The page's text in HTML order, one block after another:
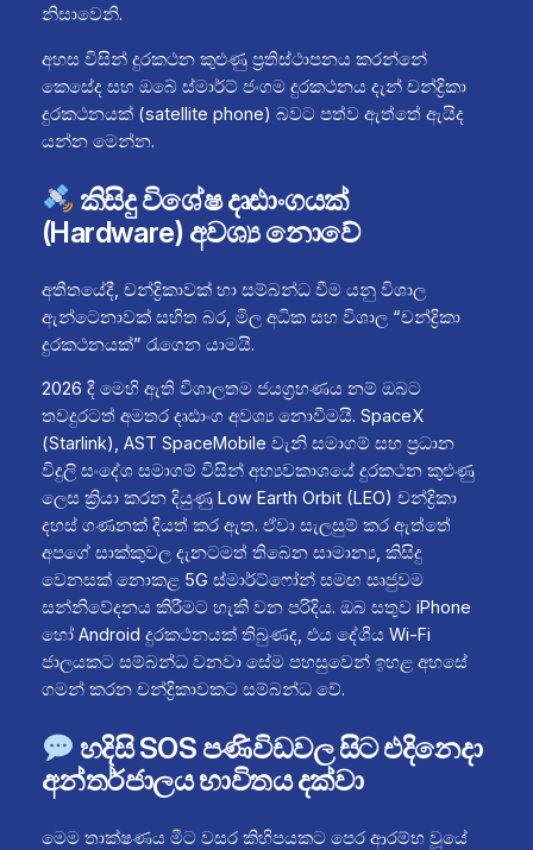
නිසාවෙනි.
අහස විසින් දුරකථන කුළුණු ප්‍රතිස්ථාපනය කරන්නේ
කෙසේද සහ ඔබේ ස්මාර්ට් ජංගම දුරකථනය දැන් චන්ද්‍රිකා
දුරකථනයක් (satellite phone) බවට පත්ව ඇත්තේ ඇයිද
යන්න මෙන්න.
කිසිදු විශේෂ දෘඪාංගයක්
(Hardware) අවශ්‍ය නොවේ
අතීතයේදී, චන්ද්‍රිකාවක් හා සම්බන්ධ වීම යනු විශාල
ඇන්ටෙනාවක් සහිත බර, මිල අධික සහ විශාල “චන්ද්‍රිකා
දුරකථනයක්” රැගෙන යාමයි.
2026 දී මෙහි ඇති විශාලතම ජයග්‍රහණය නම් ඔබට
තවදුරටත් අමතර දෘඪාංග අවශ්‍ය නොවීමයි. SpaceX
(Starlink), AST SpaceMobile වැනි සමාගම් සහ ප්‍රධාන
විදුලි සංදේශ සමාගම් විසින් අභ්‍යවකාශයේ දුරකථන කුළුණු
ලෙස ක්‍රියා කරන දියුණු Low Earth Orbit (LEO) චන්ද්‍රිකා
දහස් ගණනක් දියත් කර ඇත. ඒවා සැලසුම් කර ඇත්තේ
අපගේ සාක්කුවල දැනටමත් තිබෙන සාමාන්‍ය, කිසිදු
වෙනසක් නොකළ 5G ස්මාර්ට්ෆෝන් සමඟ සෘජුවම
සන්නිවේදනය කිරීමට හැකි වන පරිදිය. ඔබ සතුව iPhone
හෝ Android දුරකථනයක් තිබුණද, එය දේශීය Wi-Fi
ජාලයකට සම්බන්ධ වනවා සේම පහසුවෙන් ඉහළ අහසේ
ගමන් කරන චන්ද්‍රිකාවකට සම්බන්ධ වේ.
හදිසි SOS පණිවිඩවල සිට එදිනෙදා
අන්තර්ජාලය භාවිතය දක්වා
මෙම තාක්ෂණය මීට වසර කිහිපයකට පෙර ආරම්භ වූයේ